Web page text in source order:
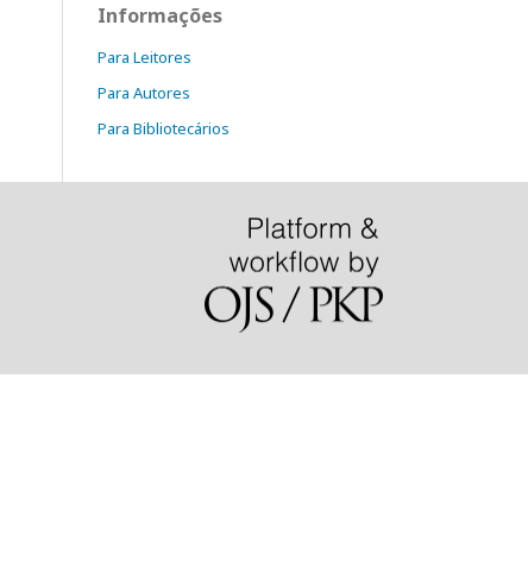
Informações
Para Leitores
Para Autores
Para Bibliotecários